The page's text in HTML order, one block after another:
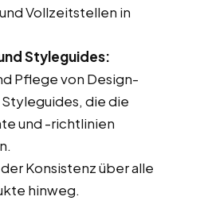
Vollzeitstellen in
Styleguides:
Pflege von Design-
die die
und -richtlinien
Konsistenz über alle
hinweg.